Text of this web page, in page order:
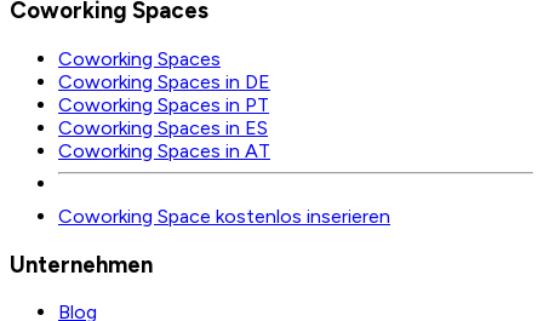
Coworking Spaces
Coworking Spaces
Coworking Spaces in DE
Coworking Spaces in PT
Coworking Spaces in ES
Coworking Spaces in AT
Coworking Space kostenlos inserieren
Unternehmen
Blog